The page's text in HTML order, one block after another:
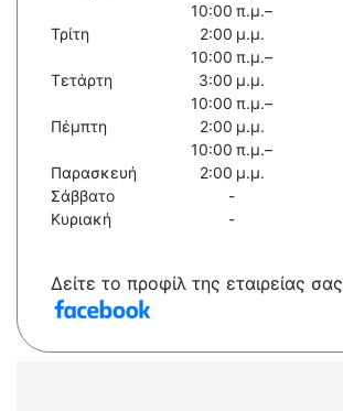
Τρίτη
10:00 π.μ.–
2:00 μ.μ.
Τετάρτη
10:00 π.μ.–
3:00 μ.μ.
Πέμπτη
10:00 π.μ.–
2:00 μ.μ.
Παρασκευή
10:00 π.μ.–
2:00 μ.μ.
Σάββατο
-
Κυριακή
-
Δείτε το προφίλ της εταιρείας σας